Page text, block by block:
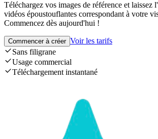
Téléchargez vos images de référence et laissez
vidéos époustouflantes correspondant à votre
Commencez dès aujourd'hui !
Commencer à créer Voir les tarifs
Sans filigrane
Usage commercial
Téléchargement instantané